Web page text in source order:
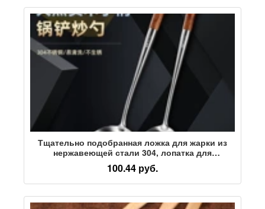
Тщательно подобранная ложка для жарки из
нержавеющей стали 304, лопатка для
домашнего приготовления, удлиненная ручка из
розового дерева, суповая ложка, дуршлаг,
лопатка для жарки
100.44 руб.